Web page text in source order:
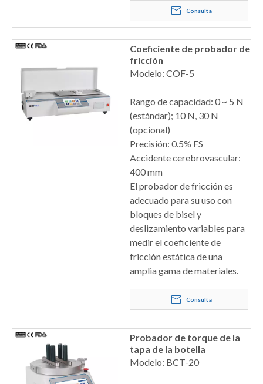
Consulta
Coeficiente de probador de
fricción
Modelo: COF-5
Rango de capacidad: 0 ~ 5 N
(estándar); 10 N, 30 N
(opcional)
Precisión: 0.5% FS
Accidente cerebrovascular:
400 mm
El probador de fricción es
adecuado para su uso con
bloques de bisel y
deslizamiento variables para
medir el coeficiente de
fricción estática de una
amplia gama de materiales.
Consulta
Probador de torque de la
tapa de la botella
Modelo: BCT-20